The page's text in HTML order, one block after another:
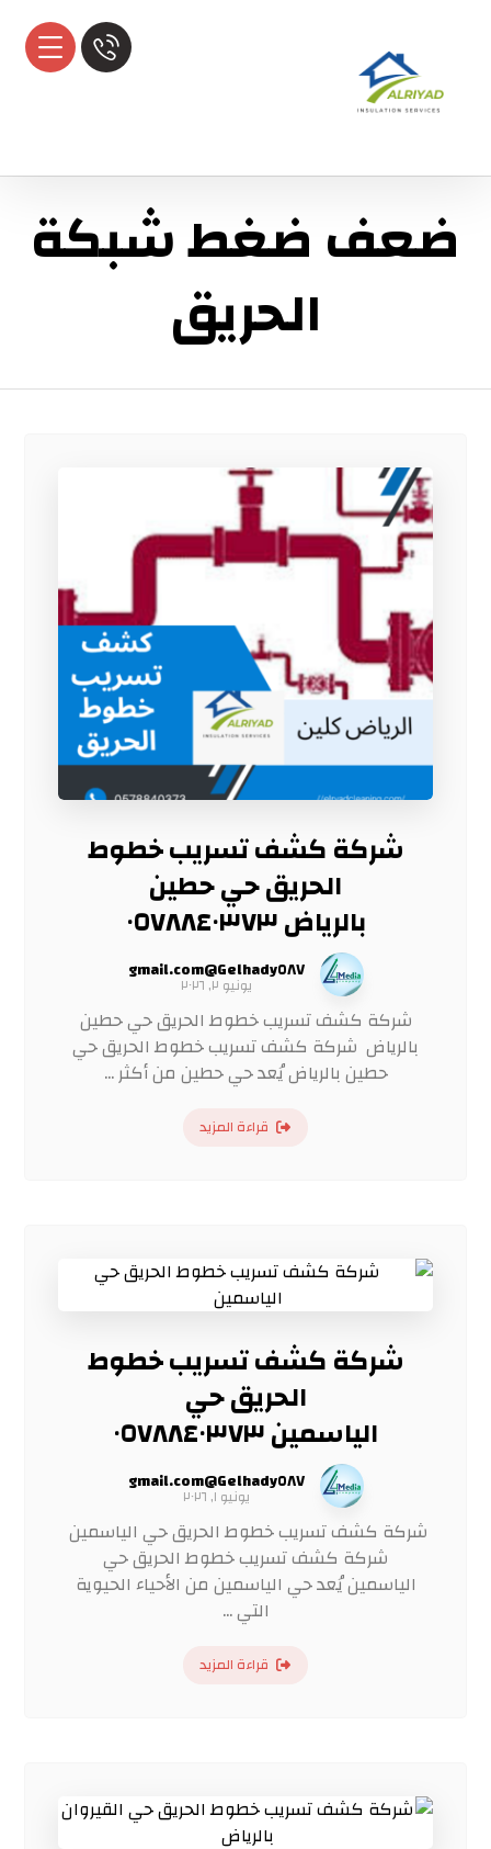
ضعف ضغط شبكة
الحريق
شركة كشف تسريب خطوط
الحريق حي حطين
بالرياض ٠٥٧٨٨٤٠٣٧٣
Gelhady٥٨٧@gmail.com
يونيو ٢, ٢٠٢٦
شركة كشف تسريب خطوط الحريق حي حطين
بالرياض شركة كشف تسريب خطوط الحريق حي
حطين بالرياض يُعد حي حطين من أكثر ...
قراءة المزيد
شركة كشف تسريب خطوط
الحريق حي
الياسمين ٠٥٧٨٨٤٠٣٧٣
Gelhady٥٨٧@gmail.com
يونيو ١, ٢٠٢٦
شركة كشف تسريب خطوط الحريق حي الياسمين
شركة كشف تسريب خطوط الحريق حي
الياسمين يُعد حي الياسمين من الأحياء الحيوية
التي ...
قراءة المزيد